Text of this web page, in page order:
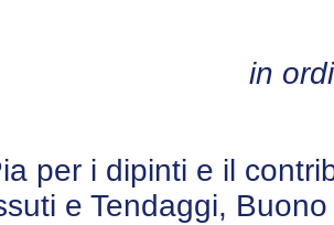
in
per i dipinti e il
e Tendaggi,